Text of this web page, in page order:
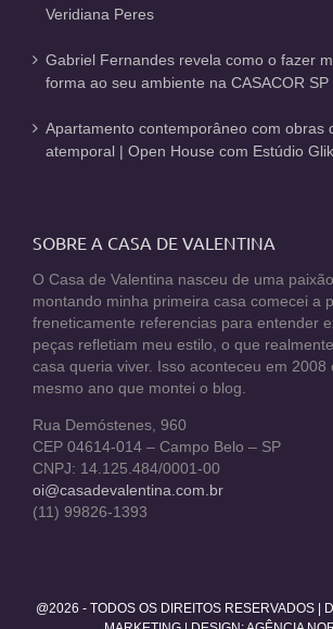
Veridiana Peres
Gabriel Fernandes revela como o fazer
forma ao seu ambiente na CASACOR SP
Apartamento contemporâneo com obras
atemporal | Open House com Estúdio
SOBRE A CASA DE VALENTINA
O Casa de Valentina nasceu de uma
montando minha primeira casa comecei a
freneticamente referencias para entender
peças refletiam meu estilo, o que
casa queria viver. Isso aconteceu em 2008
mesmo ano que montei o blog.
Rua Demóstenes, 960
CEP 04614-014 – Campo Belo – SP
CNPJ: 14.125.484/0001-00
oi@casadevalentina.com.br
(11) 99826-1393
@2026 - TODOS OS DIREITOS RESERVADOS |